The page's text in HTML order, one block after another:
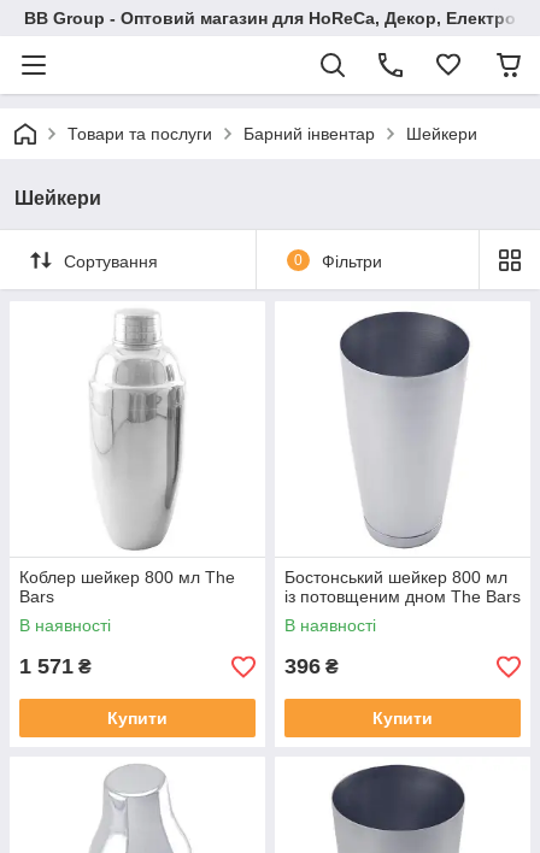
BB Group - Оптовий магазин для HoReCa, Декор,
Товари та послуги Барний інвентар Шейкери
Шейкери
Сортування 0 Фільтри
Коблер шейкер 800 мл The
Bars
В наявності
1 571 ₴
Купити
Бостонський шейкер 800 мл
із потовщеним дном The Bars
В наявності
396 ₴
Купити